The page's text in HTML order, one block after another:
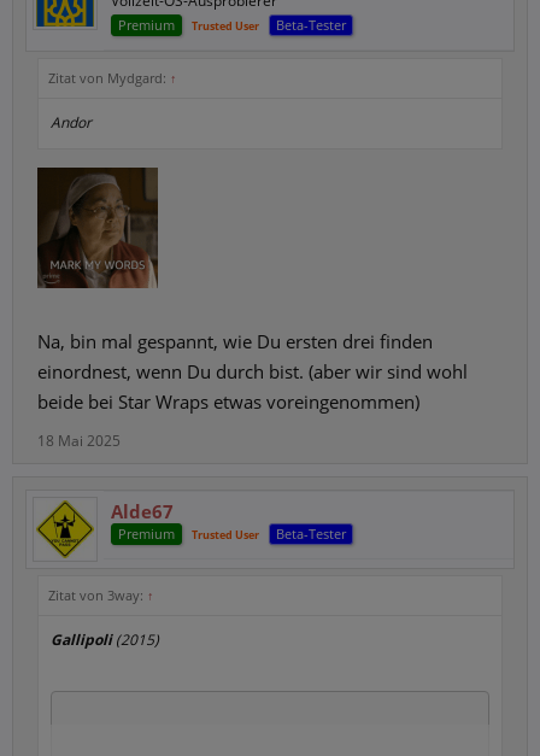
Premium Trusted User Beta-Tester
Zitat von Mydgard: ↑
Andor
Na, bin mal gespannt, wie Du ersten drei finden
einordnest, wenn Du durch bist. (aber wir sind wohl
beide bei Star Wraps etwas voreingenommen)
18 Mai 2025
Alde67
Premium Trusted User Beta-Tester
Zitat von 3way: ↑
Gallipoli(2015)